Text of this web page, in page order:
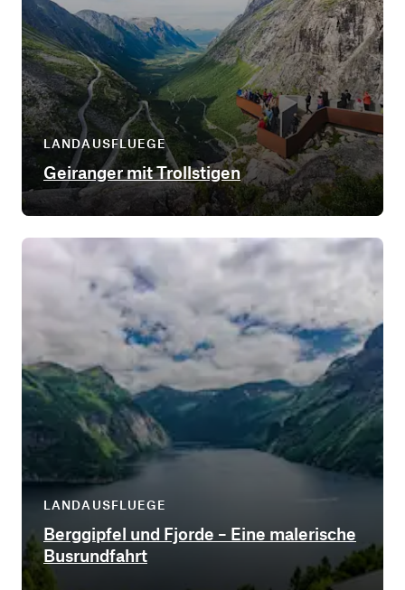
LANDAUSFLUEGE
Geiranger mit Trollstigen
LANDAUSFLUEGE
Berggipfel und Fjorde – Eine malerische
Busrundfahrt